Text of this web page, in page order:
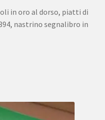
in oro al dorso, piatti di
nastrino segnalibro in